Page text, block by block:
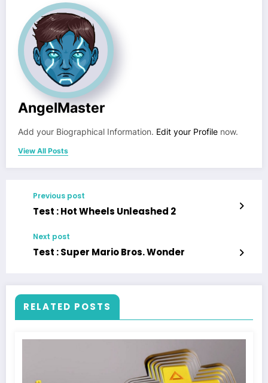
AngelMaster
Add your Biographical Information. Edit your Profile now.
View All Posts
Previous post
Test : Hot Wheels Unleashed 2
Next post
Test : Super Mario Bros. Wonder
RELATED POSTS